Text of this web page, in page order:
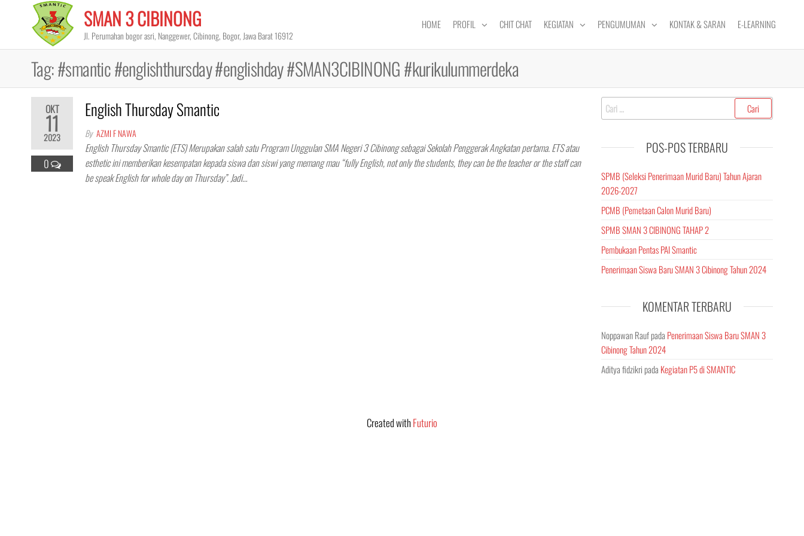
SMAN 3 CIBINONG
Jl. Perumahan bogor asri, Nanggewer, Cibinong, Bogor, Jawa Barat 16912
HOME PROFIL CHIT CHAT KEGIATAN PENGUMUMAN KONTAK & SARAN E-LEARNING
Tag:#smantic #englishthursday #englishday #SMAN3CIBINONG #kurikulummerdeka
OKT
11
2023
0
English Thursday Smantic
By AZMI F NAWA
English Thursday Smantic (ETS) Merupakan salah satu Program Unggulan SMA Negeri 3 Cibinong sebagai Sekolah Penggerak Angkatan pertama. ETS atau
esthetic ini memberikan kesempatan kepada siswa dan siswi yang memang mau “fully English, not only the students, they can be the teacher or the staff can
be speak English for whole day on Thursday”. Jadi…
Cari
untuk:
POS-POS TERBARU
SPMB (Seleksi Penerimaan Murid Baru) Tahun Ajaran
2026-2027
PCMB (Pemetaan Calon Murid Baru)
SPMB SMAN 3 CIBINONG TAHAP 2
Pembukaan Pentas PAI Smantic
Penerimaan Siswa Baru SMAN 3 Cibinong Tahun 2024
KOMENTAR TERBARU
Noppawan Raufpada Penerimaan Siswa Baru SMAN 3
Cibinong Tahun 2024
Aditya fidzikripada Kegiatan P5 di SMANTIC
Created withFuturio